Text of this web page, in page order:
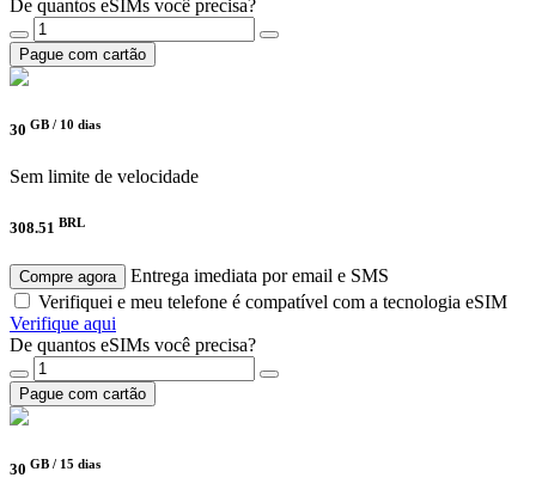
De quantos eSIMs você precisa?
Pague com cartão
30 GB / 10 dias
Sem limite de velocidade
308.51 BRL
Compre agora
Entrega imediata por email e SMS
Verifiquei e meu telefone é compatível com a tecnologia eSIM
Verifique aqui
De quantos eSIMs você precisa?
Pague com cartão
30 GB / 15 dias